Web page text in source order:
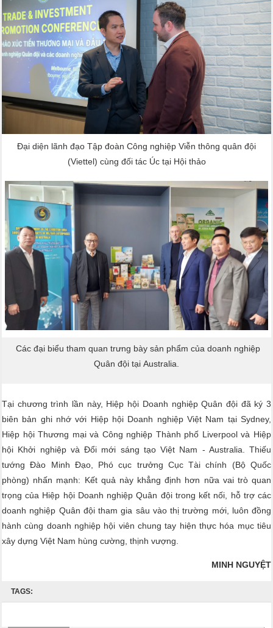
Đại diện lãnh đạo Tập đoàn Công nghiệp Viễn thông quân đội
(Viettel) cùng đối tác Úc tại Hội thảo
Các đại biểu tham quan trưng bày sản phẩm của doanh nghiệp
Quân đội tại Australia.
Tại chương trình lần này, Hiệp hội Doanh nghiệp Quân đội đã ký 3
biên bản ghi nhớ với Hiệp hội Doanh nghiệp Việt Nam tại Sydney,
Hiệp hội Thương mại và Công nghiệp Thành phố Liverpool và Hiệp
hội Khởi nghiệp và Đổi mới sáng tạo Việt Nam - Australia. Thiếu
tướng Đào Minh Đạo, Phó cục trưởng Cục Tài chính (Bộ Quốc
phòng) nhấn mạnh: Kết quả này khẳng định hơn nữa vai trò quan
trọng của Hiệp hội Doanh nghiệp Quân đội trong kết nối, hỗ trợ các
doanh nghiệp Quân đội tham gia sâu vào thị trường mới, luôn đồng
hành cùng doanh nghiệp hội viên chung tay hiện thực hóa mục tiêu
xây dựng Việt Nam hùng cường, thịnh vượng.
MINH NGUYỆT
TAGS: